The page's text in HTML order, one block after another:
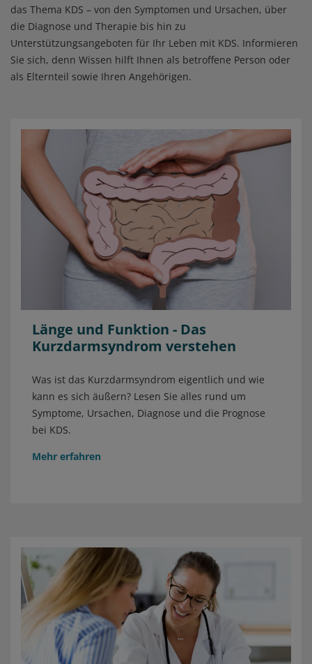
das Thema KDS – von den Symptomen und Ursachen, über
die Diagnose und Therapie bis hin zu
Unterstützungsangeboten für Ihr Leben mit KDS. Informieren
Sie sich, denn Wissen hilft Ihnen als betroffene Person oder
als Elternteil sowie Ihren Angehörigen.
Länge und Funktion - Das
Kurzdarmsyndrom verstehen
Was ist das Kurzdarmsyndrom eigentlich und wie
kann es sich äußern? Lesen Sie alles rund um
Symptome, Ursachen, Diagnose und die Prognose
bei KDS.
Mehr erfahren